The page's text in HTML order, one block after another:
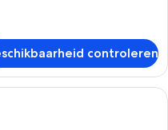
controleren